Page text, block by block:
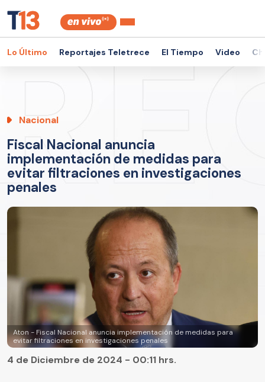
Lo Último Reportajes Teletrece El Tiempo Video
Nacional
Fiscal Nacional anuncia
implementación de medidas para
evitar filtraciones en investigaciones
penales
Aton - Fiscal Nacional anuncia implementación de medidas para
evitar filtraciones en investigaciones penales
4 de Diciembre de 2024 - 00:11 hrs.